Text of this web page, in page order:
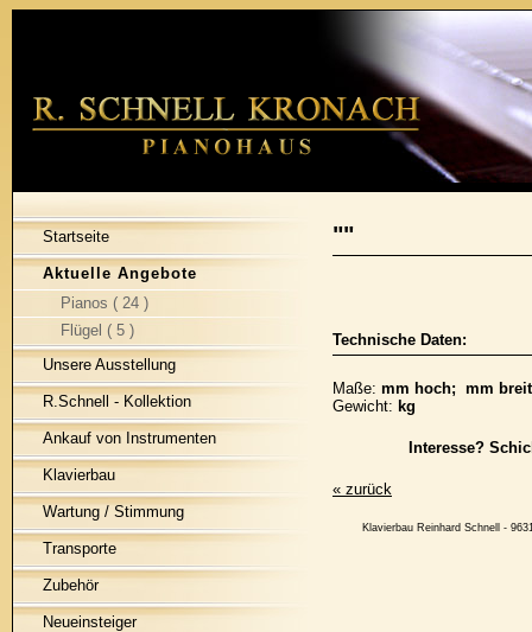
Startseite
Aktuelle Angebote
Pianos ( 24 )
Flügel ( 5 )
Unsere Ausstellung
R.Schnell - Kollektion
Ankauf von Instrumenten
Klavierbau
Wartung / Stimmung
Transporte
Zubehör
Neueinsteiger
""
Technische Daten:
Maße: mm hoch; mm
Gewicht: kg
Interesse?
« zurück
Klavierbau Reinhard Schnell